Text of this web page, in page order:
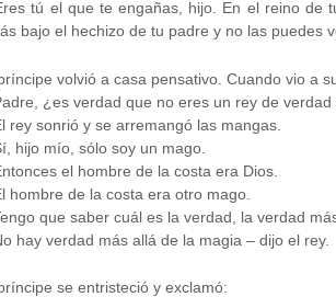
tú el que te engañas, hijo. En el reino de
bajo el hechizo de tu padre y no las puedes
volvió a casa pensativo. Cuando vio a
¿es verdad que no eres un rey de
rey sonrió y se arremangó las mangas.
hijo mío, sólo soy un mago.
el hombre de la costa era Dios.
hombre de la costa era otro mago.
que saber cuál es la verdad, la verdad
hay verdad más allá de la magia – dijo el rey.
se entristeció y exclamó: